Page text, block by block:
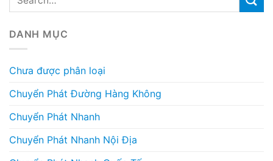
DANH MỤC
Chưa được phân loại
Chuyển Phát Đường Hàng Không
Chuyển Phát Nhanh
Chuyển Phát Nhanh Nội Địa